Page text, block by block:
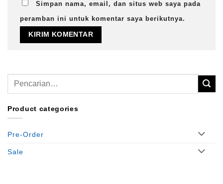
Simpan nama, email, dan situs web saya pada
peramban ini untuk komentar saya berikutnya.
untuk:
Product categories
Pre-Order
Sale